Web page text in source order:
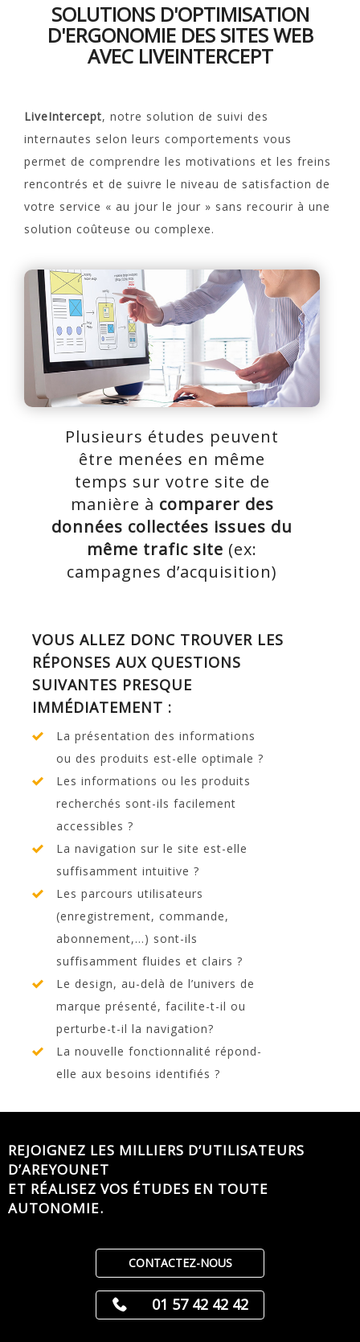
SOLUTIONS D'OPTIMISATION
D'ERGONOMIE DES SITES WEB
AVEC LIVEINTERCEPT
LiveIntercept, notre solution de suivi des
internautes selon leurs comportements vous
permet de comprendre les motivations et les freins
rencontrés et de suivre le niveau de satisfaction de
votre service « au jour le jour » sans recourir à une
solution coûteuse ou complexe.
Plusieurs études peuvent
être menées en même
temps sur votre site de
manière à comparer des
données collectées issues du
même trafic site (ex:
campagnes d’acquisition)
VOUS ALLEZ DONC TROUVER LES
RÉPONSES AUX QUESTIONS
SUIVANTES PRESQUE
IMMÉDIATEMENT :
La présentation des informations
ou des produits est-elle optimale ?
Les informations ou les produits
recherchés sont-ils facilement
accessibles ?
La navigation sur le site est-elle
suffisamment intuitive ?
Les parcours utilisateurs
(enregistrement, commande,
abonnement,…) sont-ils
suffisamment fluides et clairs ?
Le design, au-delà de l’univers de
marque présenté, facilite-t-il ou
perturbe-t-il la navigation?
La nouvelle fonctionnalité répond-
elle aux besoins identifiés ?
REJOIGNEZ LES MILLIERS D’UTILISATEURS
D’AREYOUNET
ET RÉALISEZ VOS ÉTUDES EN TOUTE
AUTONOMIE.
CONTACTEZ-NOUS
01 57 42 42 42